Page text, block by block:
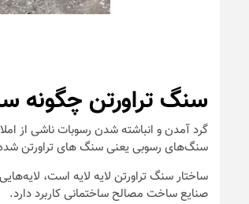
سنگ تراورتن چگونه
گرد آمدن و انباشته شدن رسوبات ناشی از
سنگ‌های رسوبی یعنی سنگ های تراورتن
ساختار سنگ تراورتن لایه لایه است،
صنایع ساخت مصالح ساختمانی کاربرد دارد.